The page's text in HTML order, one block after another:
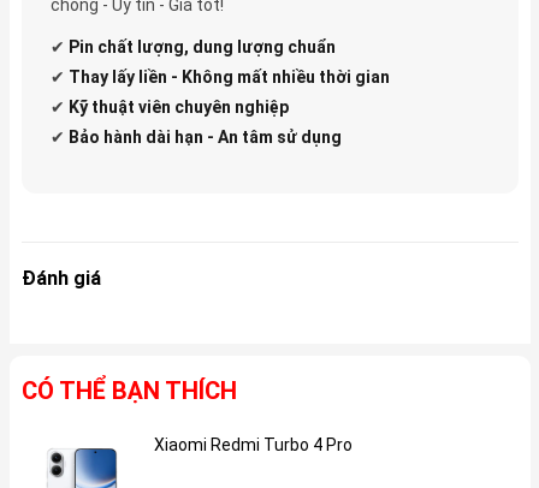
chóng - Uy tín - Giá tốt!
✔ Pin chất lượng, dung lượng chuẩn
✔ Thay lấy liền - Không mất nhiều thời gian
✔ Kỹ thuật viên chuyên nghiệp
✔ Bảo hành dài hạn - An tâm sử dụng
Đánh giá
CÓ THỂ BẠN THÍCH
Xiaomi Redmi Turbo 4 Pro